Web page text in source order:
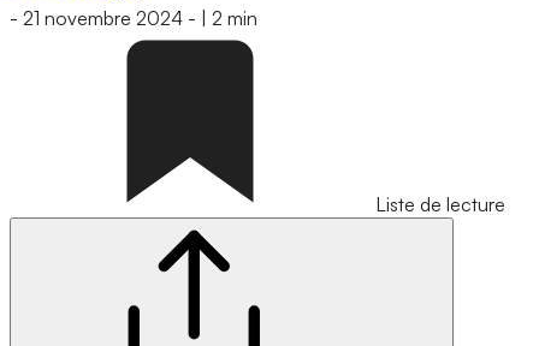
- 21 novembre 2024 - 2 min
Liste de lecture